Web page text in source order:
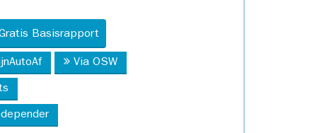
Basisrapport
Via OSW